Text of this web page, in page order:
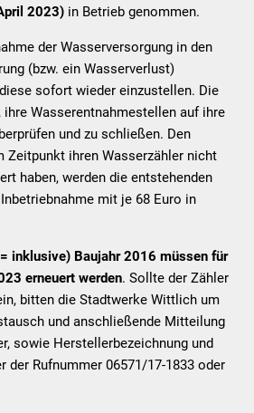
2023) in Betrieb genommen.
der Wasserversorgung in den
(bzw. ein Wasserverlust)
sofort wieder einzustellen. Die
Wasserentnahmestellen auf ihre
und zu schließen. Den
Zeitpunkt ihren Wasserzähler nicht
haben, werden die entstehenden
mit je 68 Euro in
inklusive) Baujahr 2016 müssen für
erneuert werden. Sollte der Zähler
bitten die Stadtwerke Wittlich um
und anschließende Mitteilung
sowie Herstellerbezeichnung und
der Rufnummer 06571/17-1833 oder